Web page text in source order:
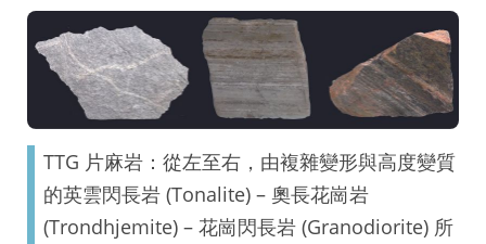
TTG 片麻岩：從左至右，由複雜變形與高度變質
的英雲閃長岩 (Tonalite) – 奧長花崗岩
(Trondhjemite) – 花崗閃長岩 (Granodiorite) 所